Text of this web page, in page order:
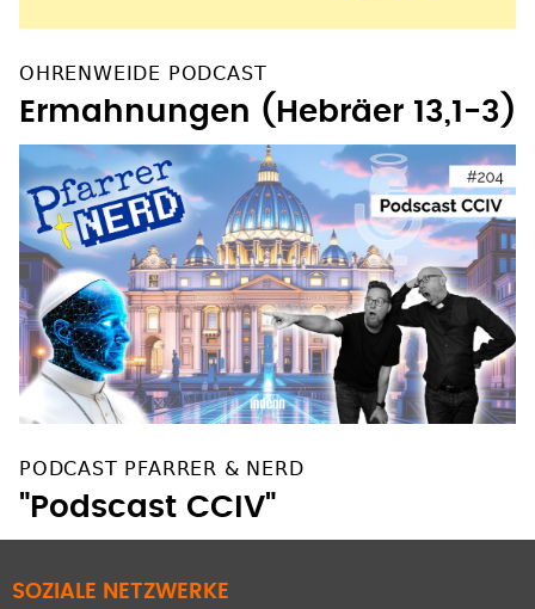
OHRENWEIDE PODCAST
Ermahnungen (Hebräer 13,1-3)
PODCAST PFARRER & NERD
"Podscast CCIV"
SOZIALE NETZWERKE